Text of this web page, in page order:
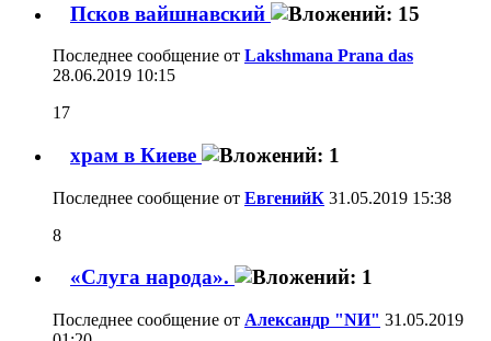
Псков вайшнавский
Последнее сообщение от Lakshmana Prana das
28.06.2019 10:15
17
храм в Киеве
Последнее сообщение от ЕвгенийК 31.05.2019 15:38
8
«Слуга народа».
Последнее сообщение от Александр "NИ" 31.05.2019